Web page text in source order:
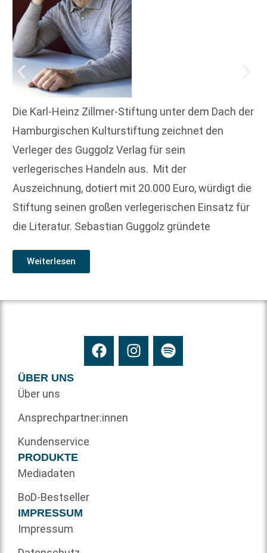
Die Karl-Heinz Zillmer-Stiftung unter dem Dach der
Hamburgischen Kulturstiftung zeichnet den
Verleger des Guggolz Verlag für sein
verlegerisches Handeln aus. Mit der
Auszeichnung, dotiert mit 20.000 Euro, würdigt die
Stiftung seinen großen verlegerischen Einsatz für
die Literatur. Sebastian Guggolz gründete
Weiterlesen
ÜBER UNS
Über uns
Ansprechpartner:innen
Kundenservice
PRODUKTE
Mediadaten
BoD-Bestseller
IMPRESSUM
Impressum